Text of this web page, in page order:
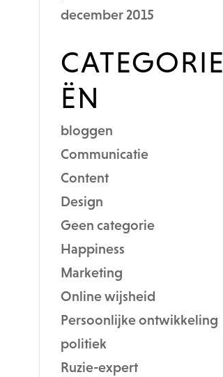
december 2015
CATEGORIE
ËN
bloggen
Communicatie
Content
Design
Geen categorie
Happiness
Marketing
Online wijsheid
Persoonlijke ontwikkeling
politiek
Ruzie-expert